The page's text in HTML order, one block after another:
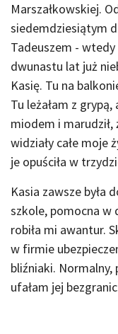
Marszałkowskiej.
siedemdziesiątym
Tadeuszem -
dwunastu lat już
Kasię. Tu na
Tu leżałam z
miodem i marudził,
widziały całe moje
je opuściła w
Kasia zawsze była
szkole, pomocna
robiła mi awantur.
w firmie
bliźniaki. Normalny,
ufałam jej